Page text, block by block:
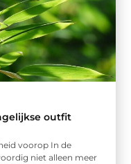
outfit
voorop In de
niet alleen meer